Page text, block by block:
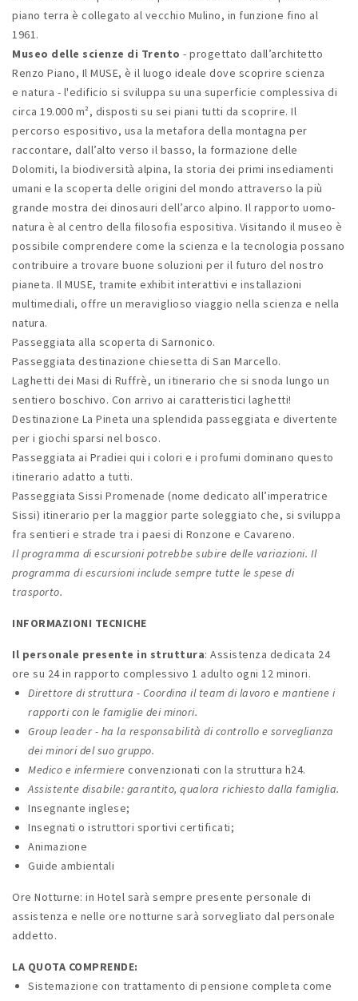
piano terra è collegato al vecchio Mulino, in funzione fino al
1961.
Museo delle scienze di Trento - progettato dall’architetto
Renzo Piano, Il MUSE, è il luogo ideale dove scoprire scienza
e natura - l'edificio si sviluppa su una superficie complessiva di
circa 19.000 m², disposti su sei piani tutti da scoprire. Il
percorso espositivo, usa la metafora della montagna per
raccontare, dall’alto verso il basso, la formazione delle
Dolomiti, la biodiversità alpina, la storia dei primi insediamenti
umani e la scoperta delle origini del mondo attraverso la più
grande mostra dei dinosauri dell’arco alpino. Il rapporto uomo-
natura è al centro della filosofia espositiva. Visitando il museo è
possibile comprendere come la scienza e la tecnologia possano
contribuire a trovare buone soluzioni per il futuro del nostro
pianeta. Il MUSE, tramite exhibit interattivi e installazioni
multimediali, offre un meraviglioso viaggio nella scienza e nella
natura.
Passeggiata alla scoperta di Sarnonico.
Passeggiata destinazione chiesetta di San Marcello.
Laghetti dei Masi di Ruffrè, un itinerario che si snoda lungo un
sentiero boschivo. Con arrivo ai caratteristici laghetti!
Destinazione La Pineta una splendida passeggiata e divertente
per i giochi sparsi nel bosco.
Passeggiata ai Pradiei qui i colori e i profumi dominano questo
itinerario adatto a tutti.
Passeggiata Sissi Promenade (nome dedicato all’imperatrice
Sissi) itinerario per la maggior parte soleggiato che, si sviluppa
fra sentieri e strade tra i paesi di Ronzone e Cavareno.
Il programma di escursioni potrebbe subire delle variazioni. Il
programma di escursioni include sempre tutte le spese di
trasporto.
INFORMAZIONI TECNICHE
Il personale presente in struttura: Assistenza dedicata 24
ore su 24 in rapporto complessivo 1 adulto ogni 12 minori.
Direttore di struttura - Coordina il team di lavoro e mantiene i
rapporti con le famiglie dei minori.
Group leader - ha la responsabilità di controllo e sorveglianza
dei minori del suo gruppo.
Medico e infermiere convenzionati con la struttura h24.
Assistente disabile: garantito, qualora richiesto dalla famiglia.
Insegnante inglese;
Insegnati o istruttori sportivi certificati;
Animazione
Guide ambientali
Ore Notturne: in Hotel sarà sempre presente personale di
assistenza e nelle ore notturne sarà sorvegliato dal personale
addetto.
LA QUOTA COMPRENDE:
Sistemazione con trattamento di pensione completa come